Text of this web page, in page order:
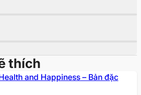
thích
and Happiness – Bản đặc